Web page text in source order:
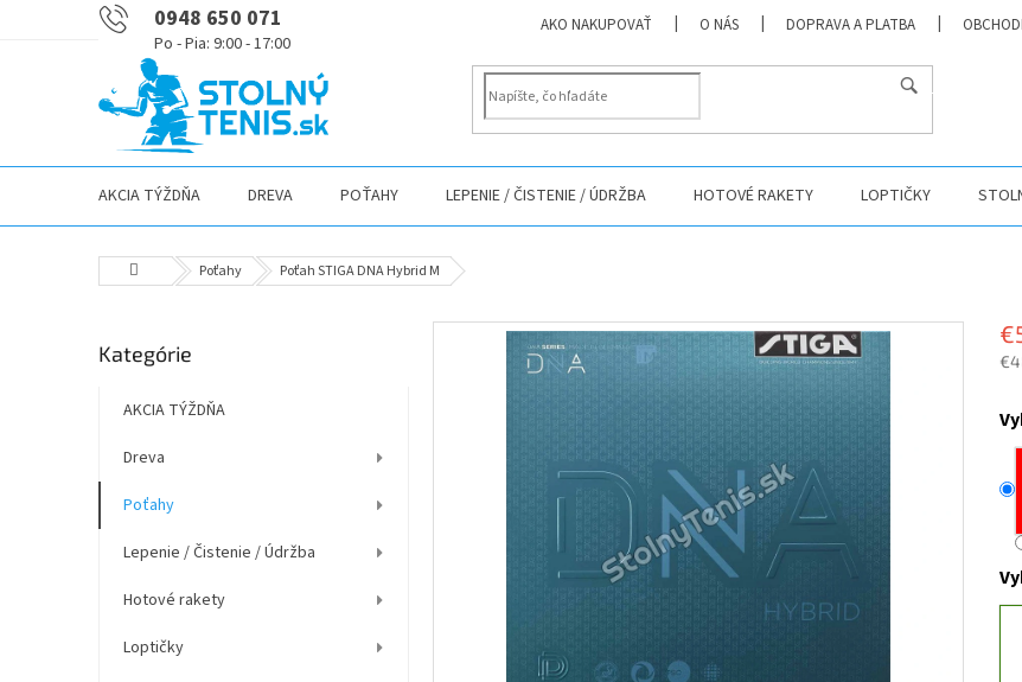
0948 650 071 AKO NAKUPOVAŤ O NÁS DOPRAVA A PLATBA
AKCIA TÝŽDŇA DREVA POŤAHY LEPENIE / ČISTENIE / ÚDRŽBA HOTOVÉ RAKETY LOPTIČKY
DomovPoťahy Poťah STIGA DNA Hybrid M
o
a
Preskočiť
Kategórie
AKCIA TÝŽDŇA
Dreva
Poťahy
Lepenie / Čistenie / Údržba
Hotové rakety
Loptičky